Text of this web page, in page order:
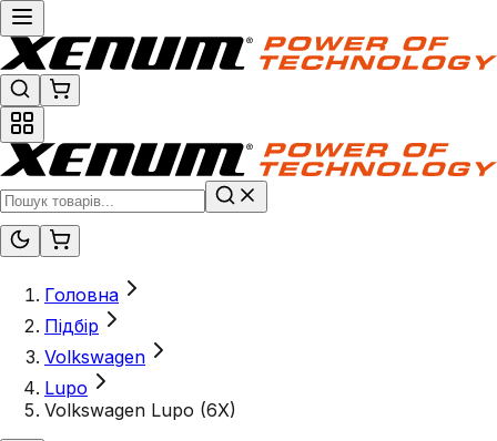
Головна
Підбір
Volkswagen
Lupo
Volkswagen Lupo (6X)